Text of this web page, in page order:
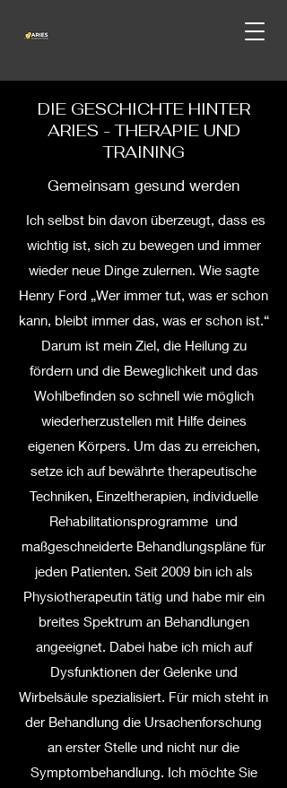
DIE GESCHICHTE HINTER
ARIES - THERAPIE UND
TRAINING
Gemeinsam gesund werden
Ich selbst bin davon überzeugt, dass es
wichtig ist, sich zu bewegen und immer
wieder neue Dinge zulernen. Wie sagte
Henry Ford „Wer immer tut, was er schon
kann, bleibt immer das, was er schon ist.“
Darum ist mein Ziel, die Heilung zu
fördern und die Beweglichkeit und das
Wohlbefinden so schnell wie möglich
wiederherzustellen mit Hilfe deines
eigenen Körpers. Um das zu erreichen,
setze ich auf bewährte therapeutische
Techniken, Einzeltherapien, individuelle
Rehabilitationsprogramme und
maßgeschneiderte Behandlungspläne für
jeden Patienten. Seit 2009 bin ich als
Physiotherapeutin tätig und habe mir ein
breites Spektrum an Behandlungen
angeeignet. Dabei habe ich mich auf
Dysfunktionen der Gelenke und
Wirbelsäule spezialisiert. Für mich steht in
der Behandlung die Ursachenforschung
an erster Stelle und nicht nur die
Symptombehandlung. Ich möchte Sie